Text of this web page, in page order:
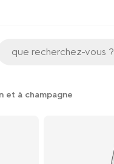
que recherchez-vous ?
et à champagne